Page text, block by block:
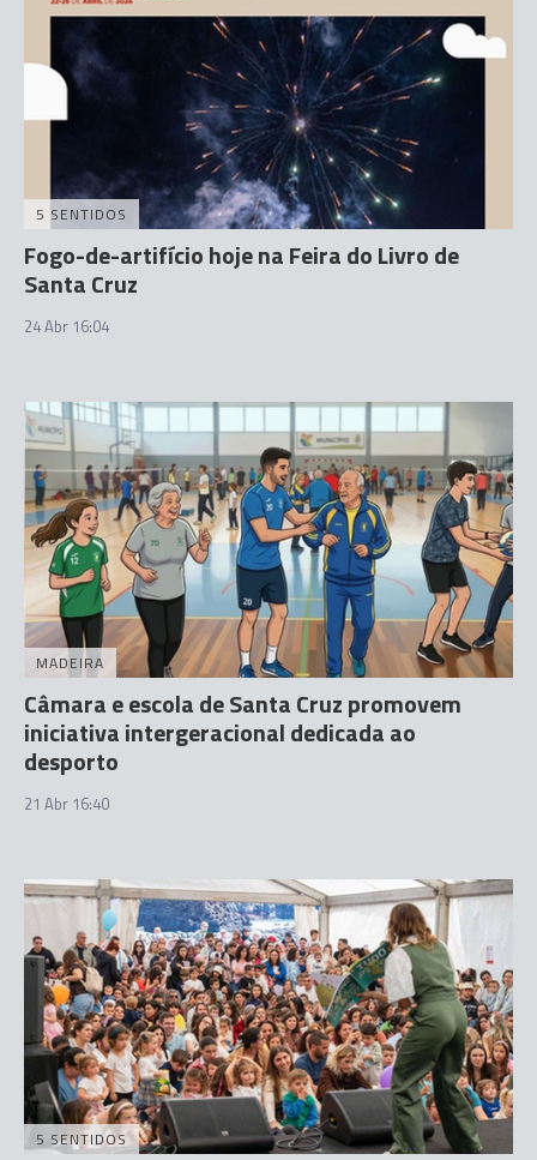
5 SENTIDOS
Fogo-de-artifício hoje na Feira do Livro de
Santa Cruz
24 Abr 16:04
MADEIRA
Câmara e escola de Santa Cruz promovem
iniciativa intergeracional dedicada ao
desporto
21 Abr 16:40
5 SENTIDOS